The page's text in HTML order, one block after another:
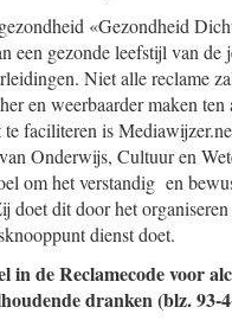
«Gezondheid
een gezonde leefstijl van
Niet alle reclame
en weerbaarder maken
faciliteren is
Onderwijs, Cultuur en
om het verstandig en
dit door het
dienst doet.
in de Reclamecode voor
dranken (blz. 93-